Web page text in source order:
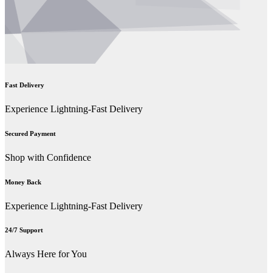
Fast Delivery
Experience Lightning-Fast Delivery
Secured Payment
Shop with Confidence
Money Back
Experience Lightning-Fast Delivery
24/7 Support
Always Here for You